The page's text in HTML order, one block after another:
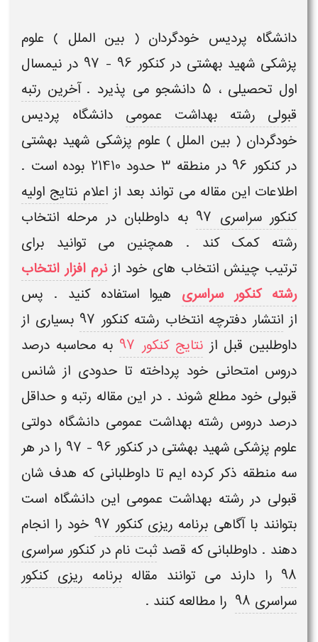
دانشگاه پردیس خودگردان ( بین الملل ) علوم
پزشکی شهید بهشتی
در کنکور 96 - 97 در نیمسال
اول تحصیلی ، 5 دانشجو می پذیرد .
آخرین رتبه
قبولی رشته بهداشت عمومی دانشگاه پردیس
خودگردان ( بین الملل ) علوم پزشکی شهید بهشتی
در کنکور 96 در منطقه 3 حدود 21410 بوده است
.
اطلاعات این مقاله می تواند بعد ازاعلام نتایج اولیه
کنکور سراسری 97
به داوطلبان در مرحله انتخاب
رشته کمک کند . همچنین می توانید برای
ترتیب چینش انتخاب های خود ازنرم افزار انتخاب
رشته کنکور سراسری هیوااستفاده کنید . پس
ازانتشار دفترچه انتخاب رشته کنکور 97
بسیاری از
داوطلبین قبل از نتایج کنکور 97
به محاسبه درصد
دروس امتحانی خود پرداخته تا حدودی از شانس
قبولی خود مطلع شوند . در این مقاله رتبه و حداقل
درصد دروس رشتهبهداشت عمومیدانشگاه دولتی
علوم پزشکیشهید بهشتی در کنکور 96 - 97
را در هر
سه منطقه ذکر کرده ایم تا داوطلبانی که هدف شان
قبولی در رشته بهداشت عمومی این دانشگاه است
بتوانند با آگاهی برنامه ریزی کنکور 97
خود را انجام
دهند . داوطلبانی که قصد ثبت نام در کنکور سراسری
98 را دارند می توانند مقالهبرنامه ریزی کنکور
سراسری 98
را مطالعه کنند .